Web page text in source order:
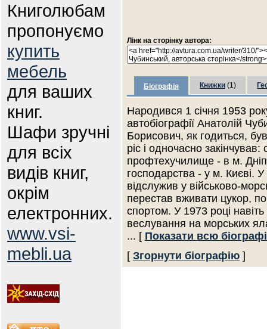
Книголюбам
пропонуємо
купить
мебель
для ваших
книг.
Шафи зручні
для всіх
видів книг,
окрім
електронних.
www.vsi-
mebli.ua
Лінк на сторінку автора:
Біографія Книжки (1)
Народився 1 січня 1953
автобіографії Анатолій
Борисович, як годиться,
ріс і одночасно
профтехучилище - в м.
господарства - у м. Києві.
відслужив у військово-
перестав вживати цукор,
спортом. У 1973 році
веслування на морських
... [ Показати всю
[ Згорнути біографію ]